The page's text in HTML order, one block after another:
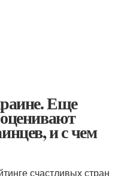
Еще
и с чем
счастливых стран